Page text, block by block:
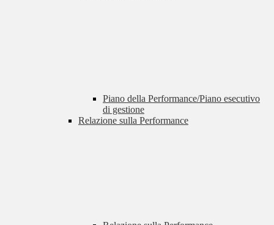
Piano della Performance/Piano esecutivo
di gestione
Relazione sulla Performance